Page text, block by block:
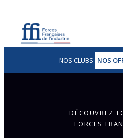
NOS CLUBS NOS
DÉCOUVREZ
FORCES